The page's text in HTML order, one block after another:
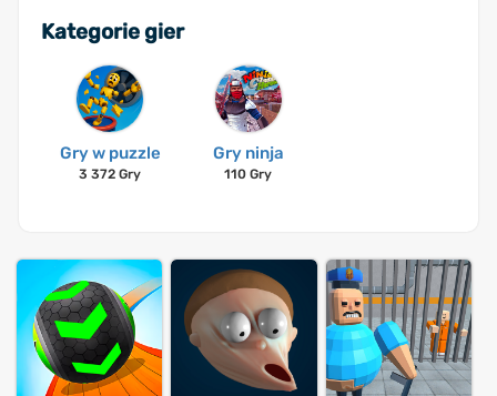
Kategorie gier
Gry w puzzle
3 372 Gry
Gry ninja
110 Gry